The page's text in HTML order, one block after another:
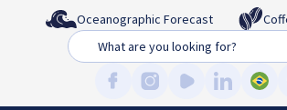
Oceanographic Forecast
Busca